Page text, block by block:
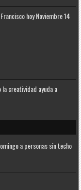
hoy Noviembre 14
la creatividad ayuda a
a personas sin techo